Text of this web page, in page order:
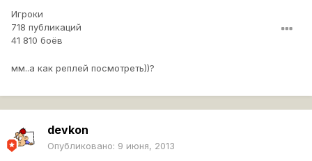
Игроки
718 публикаций
41 810 боёв
мм..а как реплей посмотреть))?
devkon
Опубликовано: 9 июня, 2013